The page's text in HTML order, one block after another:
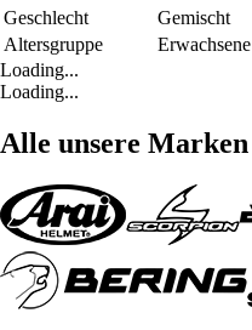
Geschlecht
Gemischt
Altersgruppe
Erwachsene
Loading...
Loading...
Alle unsere Marken